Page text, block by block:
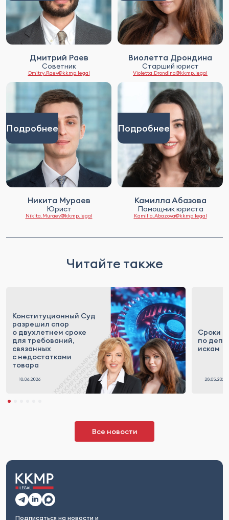
Дмитрий Раев
Советник
Dmitry.Raev@kkmp.legal
Виолетта Дрондина
Старший юрист
Violetta.Drondina@kkmp.legal
Подробнее
Никита Мураев
Юрист
Nikita.Muraev@kkmp.legal
Подробнее
Камилла Абазова
Помощник юриста
Kamilla.Abazova@kkmp.legal
Читайте также
Конституционный Суд
разрешил спор
о двухлетнем сроке
для требований,
связанных
с недостатками
товара
Сроки
по
искам
Все новости
Подписаться на новости и